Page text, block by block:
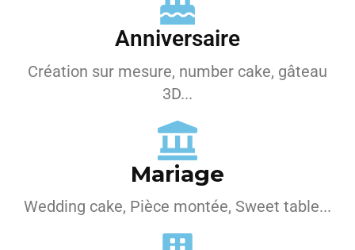
Anniversaire
Création sur mesure, number cake, gâteau
3D...
Mariage
Wedding cake, Pièce montée, Sweet table...